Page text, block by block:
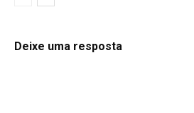
Deixe uma resposta